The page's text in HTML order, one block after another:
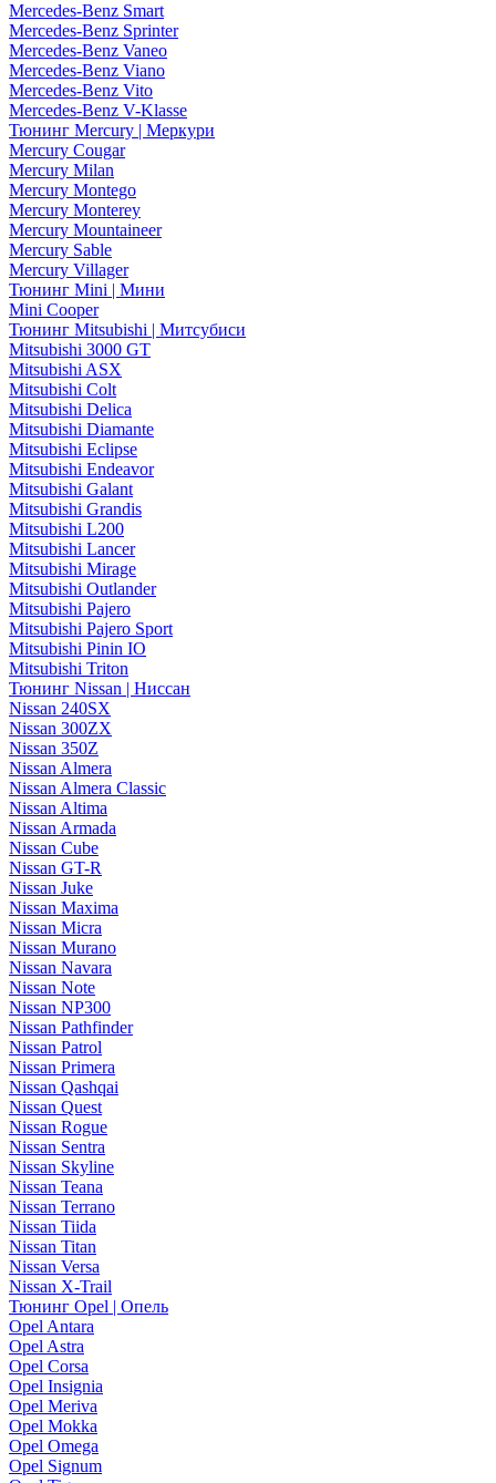
Mercedes-Benz Smart
Mercedes-Benz Sprinter
Mercedes-Benz Vaneo
Mercedes-Benz Viano
Mercedes-Benz Vito
Mercedes-Benz V-Klasse
Тюнинг Mercury | Меркури
Mercury Cougar
Mercury Milan
Mercury Montego
Mercury Monterey
Mercury Mountaineer
Mercury Sable
Mercury Villager
Тюнинг Mini | Мини
Mini Cooper
Тюнинг Mitsubishi | Митсубиси
Mitsubishi 3000 GT
Mitsubishi ASX
Mitsubishi Colt
Mitsubishi Delica
Mitsubishi Diamante
Mitsubishi Eclipse
Mitsubishi Endeavor
Mitsubishi Galant
Mitsubishi Grandis
Mitsubishi L200
Mitsubishi Lancer
Mitsubishi Mirage
Mitsubishi Outlander
Mitsubishi Pajero
Mitsubishi Pajero Sport
Mitsubishi Pinin IO
Mitsubishi Triton
Тюнинг Nissan | Ниссан
Nissan 240SX
Nissan 300ZX
Nissan 350Z
Nissan Almera
Nissan Almera Classic
Nissan Altima
Nissan Armada
Nissan Cube
Nissan GT-R
Nissan Juke
Nissan Maxima
Nissan Micra
Nissan Murano
Nissan Navara
Nissan Note
Nissan NP300
Nissan Pathfinder
Nissan Patrol
Nissan Primera
Nissan Qashqai
Nissan Quest
Nissan Rogue
Nissan Sentra
Nissan Skyline
Nissan Teana
Nissan Terrano
Nissan Tiida
Nissan Titan
Nissan Versa
Nissan X-Trail
Тюнинг Opel | Опель
Opel Antara
Opel Astra
Opel Corsa
Opel Insignia
Opel Meriva
Opel Mokka
Opel Omega
Opel Signum